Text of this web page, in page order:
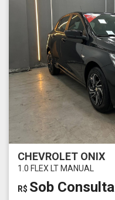
CHEVROLET ONIX
1.0 FLEX LT MANUAL
R$ Sob Consulta